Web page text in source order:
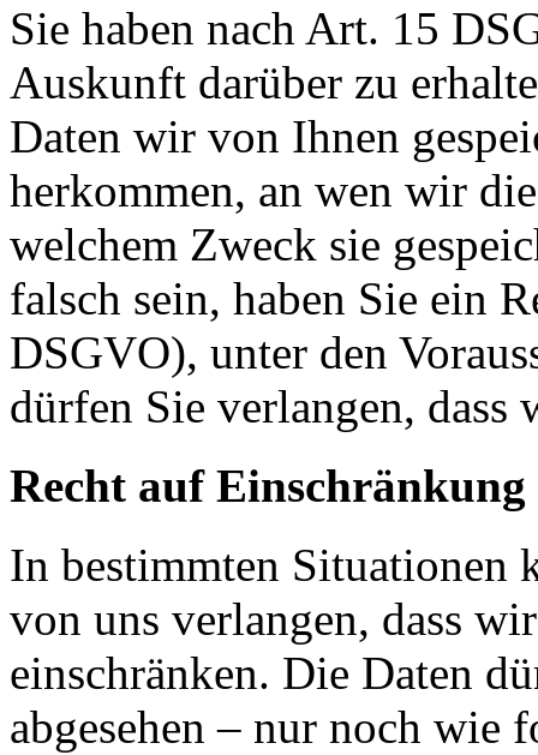
Sie haben nach Art. 15
Auskunft darüber zu
Daten wir von Ihnen
herkommen, an wen wir
welchem Zweck sie
falsch sein, haben Sie ein
DSGVO), unter den
dürfen Sie verlangen, dass
Recht auf
In bestimmten Situationen
von uns verlangen, dass
einschränken. Die Daten
abgesehen – nur noch wie